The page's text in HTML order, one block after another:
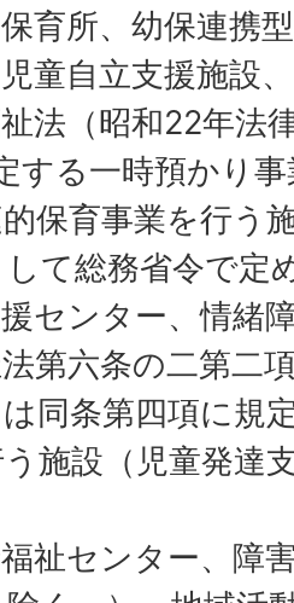
育所、幼保連携
童自立支援施設
法（昭和22年法
する一時預かり
保育事業を行う
て総務省令で定
センター、情緒
第六条の二第二
同条第四項に規
施設（児童発達
祉センター、障